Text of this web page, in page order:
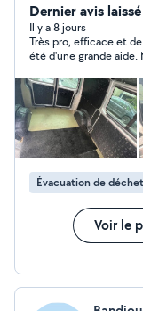
Dernier avis
Il y a 8 jours
Très pro, efficace et
été d'une grande aide.
Évacuation de
Voir le